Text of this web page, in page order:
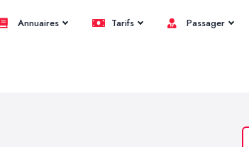
Annuaires Tarifs Passager